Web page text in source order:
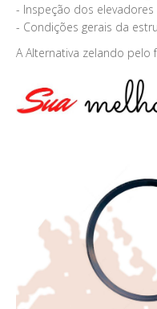
- Inspeção dos elevadores
- Condições gerais da
A Alternativa zelando